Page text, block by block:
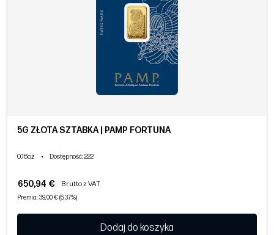
5G ZŁOTA SZTABKA | PAMP FORTUNA
0.16oz • Dostępność: 222
650,94 € Brutto z VAT
Premia: 39,00 € (6,37%)
Dodaj do koszyka